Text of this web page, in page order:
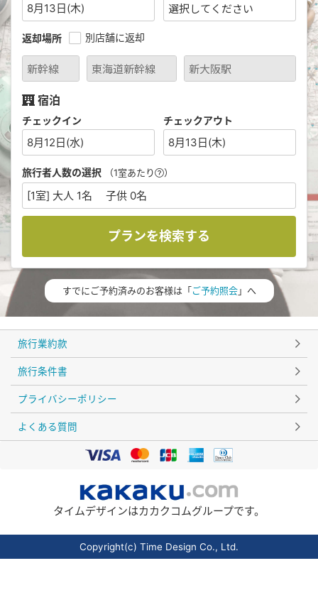
8月13日(木)
返却場所 別店舗に返却
宿泊
チェックイン
8月12日(水)
チェックアウト
8月13日(木)
旅行者人数の選択 （1室あたり ）
[1室] 大人 1名 子供 0名
プランを検索する
すでにご予約済みのお客様は「ご予約照会」へ
旅行業約款
旅行条件書
プライバシーポリシー
よくある質問
タイムデザインはカカクコムグループです。
Copyright(c) Time Design Co., Ltd.